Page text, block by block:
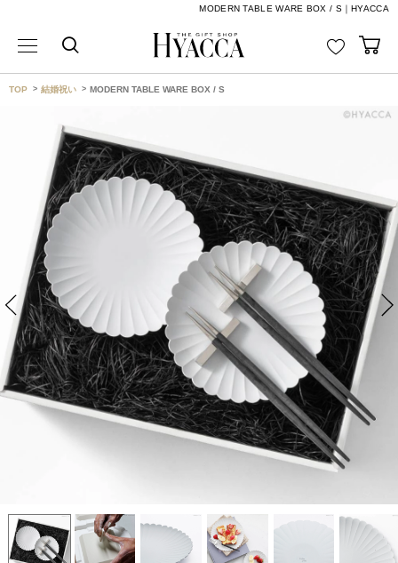
MODERN TABLE WARE BOX / S｜HYACCA
TOP 結婚祝い MODERN TABLE WARE BOX / S